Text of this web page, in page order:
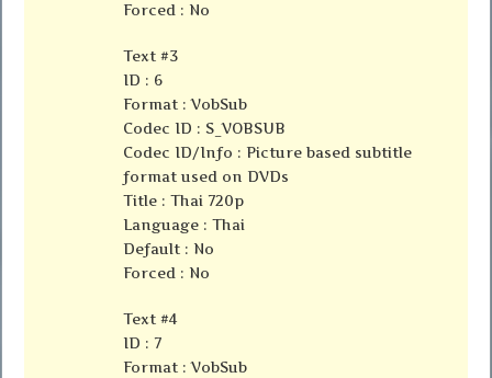
Forced : No
Text #3
ID : 6
Format : VobSub
Codec ID : S_VOBSUB
Codec ID/Info : Picture based subtitle
format used on DVDs
Title : Thai 720p
Language : Thai
Default : No
Forced : No
Text #4
ID : 7
Format : VobSub